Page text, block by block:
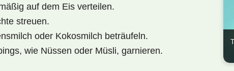
auf dem Eis verteilen.
streuen.
oder Kokosmilch beträufeln.
wie Nüssen oder Müsli, garnieren.